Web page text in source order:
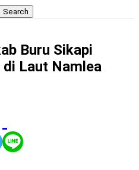
Buru Sikapi
di Laut Namlea